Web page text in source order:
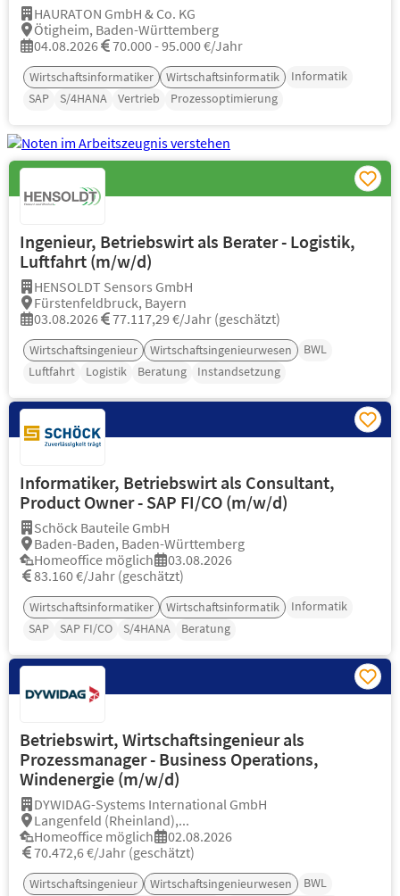
HAURATON GmbH & Co. KG
Ötigheim, Baden-Württemberg
04.08.2026
70.000 - 95.000 €/Jahr
Wirtschaftsinformatiker Wirtschaftsinformatik
Informatik
SAP
S/4HANA Vertrieb Prozessoptimierung
Ingenieur, Betriebswirt als Berater - Logistik,
Luftfahrt (m/w/d)
HENSOLDT Sensors GmbH
Fürstenfeldbruck, Bayern
03.08.2026
77.117,29 €/Jahr (geschätzt)
Wirtschaftsingenieur Wirtschaftsingenieurwesen
BWL
Luftfahrt
Logistik Beratung Instandsetzung
Informatiker, Betriebswirt als Consultant,
Product Owner - SAP FI/CO (m/w/d)
Schöck Bauteile GmbH
Baden-Baden, Baden-Württemberg
Homeoffice möglich
03.08.2026
83.160 €/Jahr (geschätzt)
Wirtschaftsinformatiker Wirtschaftsinformatik
Informatik
SAP
SAP FI/CO S/4HANA Beratung
Betriebswirt, Wirtschaftsingenieur als
Prozessmanager - Business Operations,
Windenergie (m/w/d)
DYWIDAG-Systems International GmbH
Langenfeld (Rheinland),...
Homeoffice möglich
02.08.2026
70.472,6 €/Jahr (geschätzt)
Wirtschaftsingenieur Wirtschaftsingenieurwesen
BWL